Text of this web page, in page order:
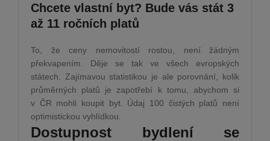
Chcete vlastní byt? Bude vás stát 3
až 11 ročních platů
To, že ceny nemovitostí rostou, není žádným
překvapením. Děje se tak ve všech evropských
státech. Zajímavou statistikou je ale porovnání, kolik
průměrných platů je zapotřebí k tomu, abychom si
v ČR mohli koupit byt. Údaj 100 čistých platů není
optimistickou vyhlídkou.
Dostupnost bydlení se